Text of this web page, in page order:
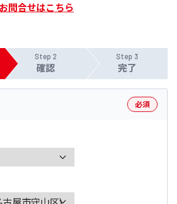
問合せはこちら
Step 2
確認
Step 3
完了
必須